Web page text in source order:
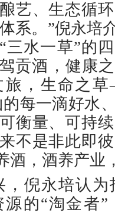
艺、生态循
系。”倪永培
三水一草”的
贡酒，健康
，生命之
每一滴好水
衡量、可持
不是非此即
，酒养产业
倪永培认为
的“淘金者